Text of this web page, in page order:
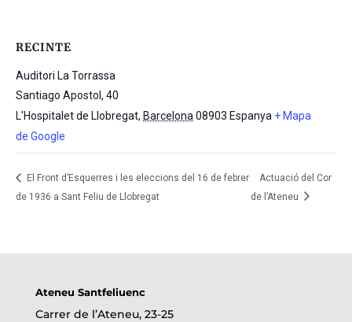
RECINTE
Auditori La Torrassa
Santiago Apostol, 40
L'Hospitalet de Llobregat, Barcelona 08903 Espanya + Mapa
de Google
El Front d’Esquerres i les eleccions del 16 de febrer
de 1936 a Sant Feliu de Llobregat
Actuació del Cor
de l’Ateneu
Ateneu Santfeliuenc
Carrer de l’Ateneu, 23-25